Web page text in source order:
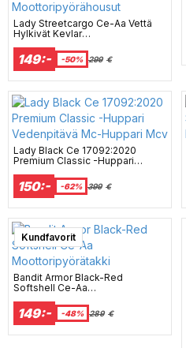
Lady Streetcargo Ce-Aa Vettä
Hylkivät Kevlar
Moottoripyörähousut
149:- -50% 299 €
Lady Black Ce 17092:2020
Premium Classic -Huppari
Vedenpitävä Mc-Huppari Mcv
150:- -62% 399 €
Kundfavorit
Bandit Armor Black-Red
Softshell Ce-Aa
149:- -48% 289 €